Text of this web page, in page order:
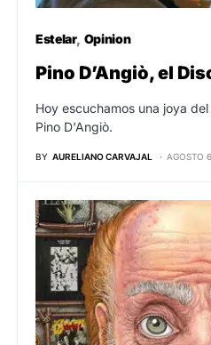
Estelar Opinion
Pino D’Angiò, el
Hoy escuchamos una joya
Pino D'Angiò.
BY AURELIANO CARVAJAL AGOSTO